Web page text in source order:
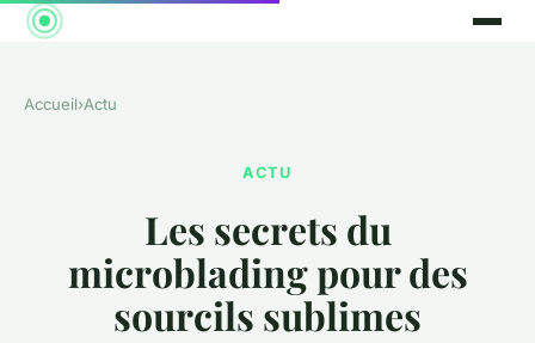
Accueil›Actu
ACTU
Les secrets du
microblading pour des
sourcils sublimes